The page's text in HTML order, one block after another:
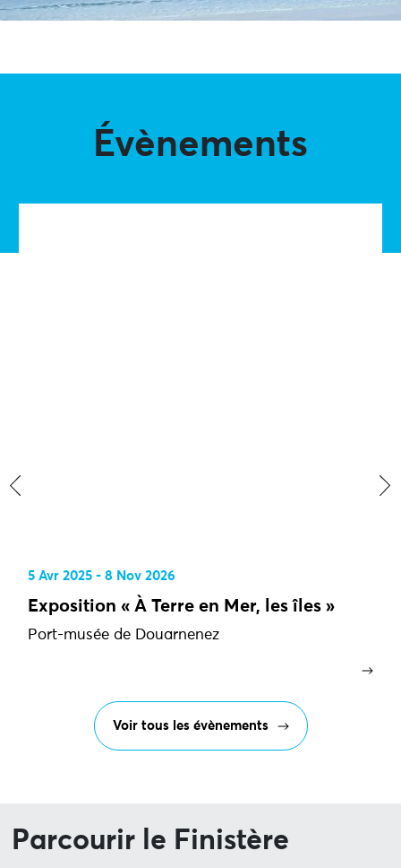
Évènements
5 Avr 2025 - 8 Nov 2026
Exposition « À Terre en Mer, les îles »
Port-musée de Douarnenez
‹ ›
Voir tous les évènements
Parcourir le Finistère